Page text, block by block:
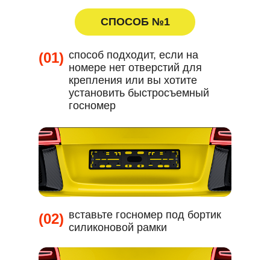
(01)
(02)
СПОСОБ №1
способ подходит, если на
номере нет отверстий для
крепления или вы хотите
установить быстросъемный
госномер
вставьте госномер под бортик
силиконовой рамки